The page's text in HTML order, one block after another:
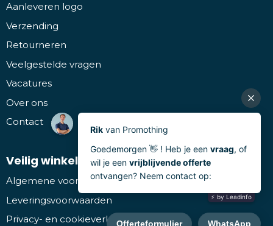
Aanleveren logo
Verzending
Retourneren
Veelgestelde vragen
Vacatures
Over ons
Contact
Veilig winkelen
Algemene voorwaarden
Leveringsvoorwaarden
Privacy- en cookieverklaring